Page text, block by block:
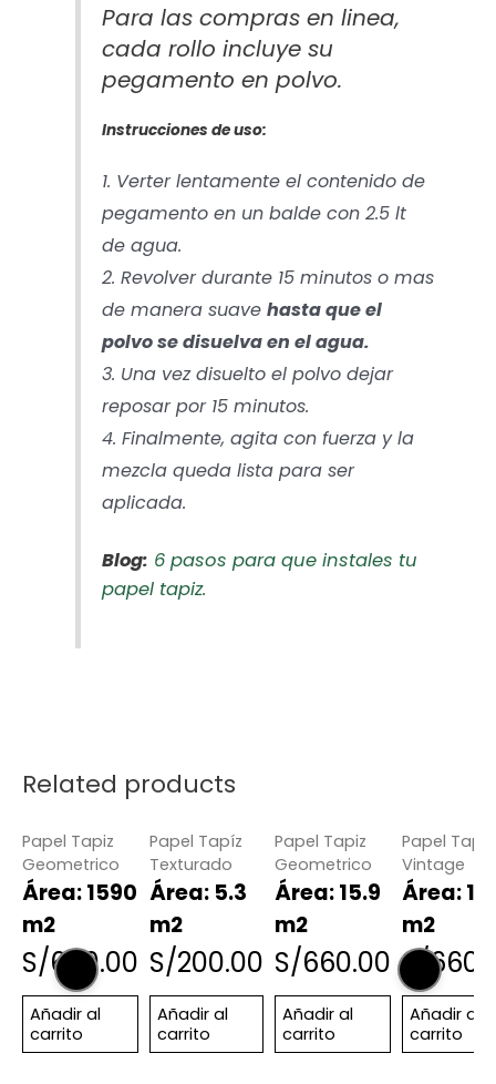
Para las compras en linea,
cada rollo incluye su
pegamento en polvo.
Instrucciones de uso:
1. Verter lentamente el contenido de
pegamento en un balde con 2.5 lt
de agua.
2. Revolver durante 15 minutos o mas
de manera suavehasta que el
polvo se disuelva en el agua.
3. Una vez disuelto el polvo dejar
reposar por 15 minutos.
4. Finalmente, agita con fuerza y la
mezcla queda lista para ser
aplicada.
Blog: 6 pasos para que instales tu
papel tapiz.
Related products
Papel Tapiz
Geometrico
Área: 1590
m2
S/660.00
Añadir al
carrito
Papel Tapíz
Texturado
Área: 5.3
m2
S/200.00
Añadir al
carrito
Papel Tapiz
Geometrico
Área: 15.9
m2
S/660.00
Añadir al
carrito
Papel Tapiz
Vintage
Área:
m2
S/
Añadir al
carrito